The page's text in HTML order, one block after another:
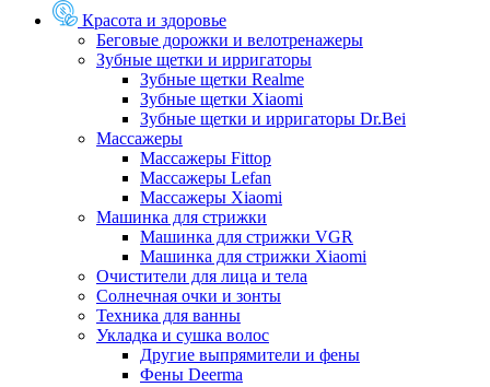
Красота и здоровье
Беговые дорожки и велотренажеры
Зубные щетки и ирригаторы
Зубные щетки Realme
Зубные щетки Xiaomi
Зубные щетки и ирригаторы Dr.Bei
Массажеры
Массажеры Fittop
Массажеры Lefan
Массажеры Xiaomi
Машинка для стрижки
Машинка для стрижки VGR
Машинка для стрижки Xiaomi
Очистители для лица и тела
Солнечная очки и зонты
Техника для ванны
Укладка и сушка волос
Другие выпрямители и фены
Фены Deerma